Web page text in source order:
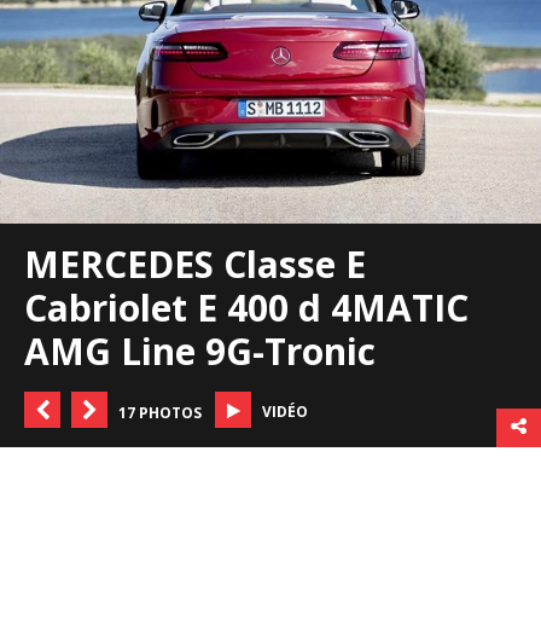
MERCEDES Classe E
Cabriolet E 400 d 4MATIC
AMG Line 9G-Tronic
17 PHOTOS VIDÉO